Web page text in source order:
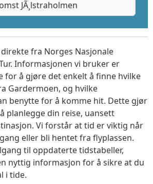
JÃ¸lstraholmen
fra Norges Nasjonale
Informasjonen vi bruker er
for å gjøre det enkelt å finne hvilke
Gardermoen, og hvilke
benytte for å komme hit. Dette gjør
planlegge din reise, uansett
Vi forstår at tid er viktig når
eller bli hentet fra flyplassen.
til oppdaterte tidstabeller,
nyttig informasjon for å sikre at du
i tide.